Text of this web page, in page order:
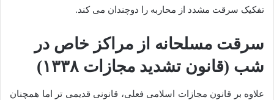
تفکیک سرقت مشدد از محاربه را دوچندان می کند.
سرقت مسلحانه از مراکز خاص در
شب (قانون تشدید مجازات ۱۳۳۸)
علاوه بر قانون مجازات اسلامی فعلی، قانونی قدیمی تر اما همچنان